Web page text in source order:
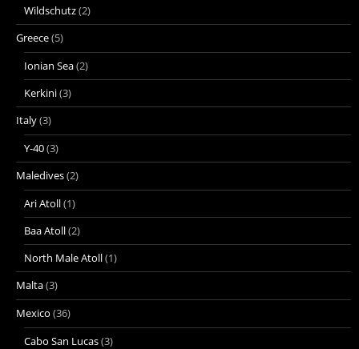
Wildschutz(2)
Greece(5)
Ionian Sea(2)
Kerkini(3)
Italy(3)
Y-40(3)
Maledives(2)
Ari Atoll(1)
Baa Atoll(2)
North Male Atoll(1)
Malta(3)
Mexico (36)
Cabo San Lucas(3)